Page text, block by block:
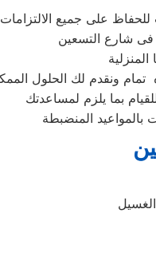
على جميع الالتزامات
بما يلزم لمساعدتك
المنضبطة